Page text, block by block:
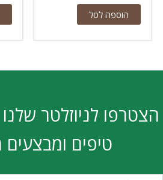
הוספה לסל
הצטרפו לניוזלטר
טיפים ומבצעים